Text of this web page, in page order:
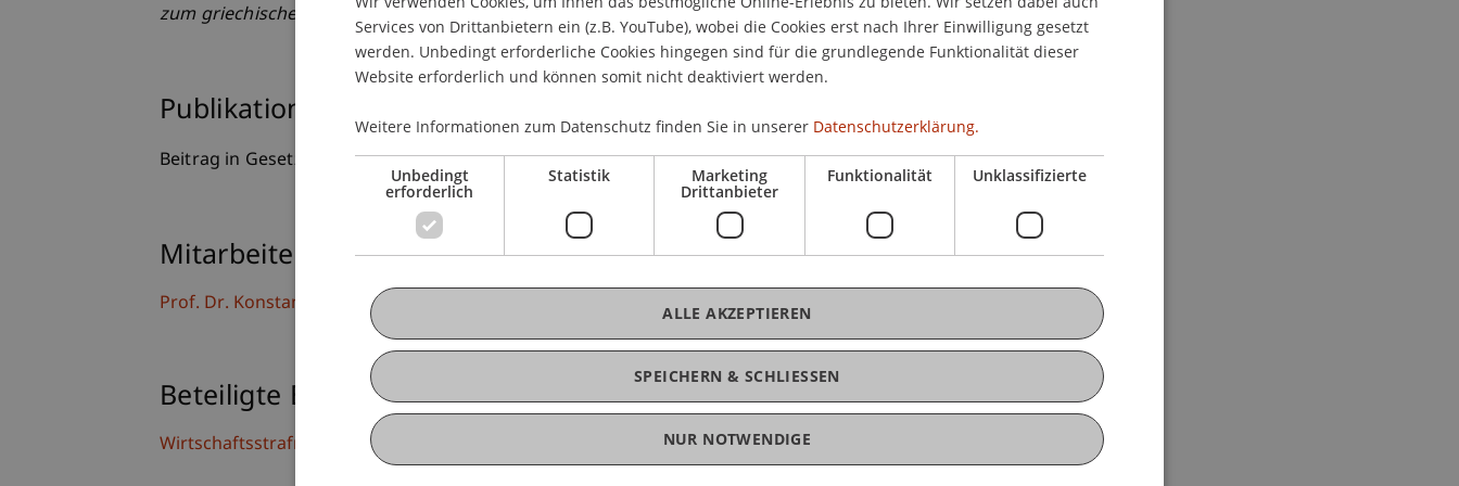
zum griechischen Strafgesetzbuch, Bd. II (Art. 207-473) (auf Griechisch)
(pp. 1972-2190).
Publikationsart
Beitrag in Gesetzeskommentierung
Mitarbeitende
Prof. Dr. Konstantina Papathanasiou
Beteiligte Einrichtungen
Wirtschaftsstrafrecht, Compliance und Digitalisierung
ENGLISH
Services von Drittanbietern ein (z.B. YouTube), wobei die Cookies erst nach Ihrer Einwilligung gesetzt
werden. Unbedingt erforderliche Cookies hingegen sind für die grundlegende Funktionalität dieser
Website erforderlich und können somit nicht deaktiviert werden.
Weitere Informationen zum Datenschutz finden Sie in unserer Datenschutzerklärung.
Unbedingt
erforderlich
Statistik Marketing
Drittanbieter
Funktionalität Unklassifizierte
SPEICHERN & SCHLIESSEN
ALLE AKZEPTIEREN
NUR NOTWENDIGE